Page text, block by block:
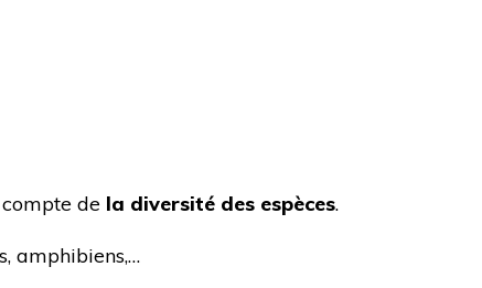
de la diversité des espèces.
amphibiens,…